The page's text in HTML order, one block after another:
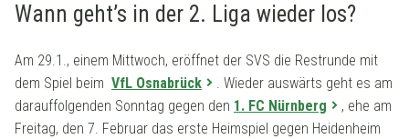
Wann geht’s in der 2. Liga wieder los?
Am 29.1., einem Mittwoch, eröffnet der SVS die Restrunde mit
dem Spiel beim VfL Osnabrück
. Wieder auswärts geht es am
darauffolgenden Sonntag gegen den 1. FC Nürnberg
, ehe am
Freitag, den 7. Februar das erste Heimspiel gegen Heidenheim